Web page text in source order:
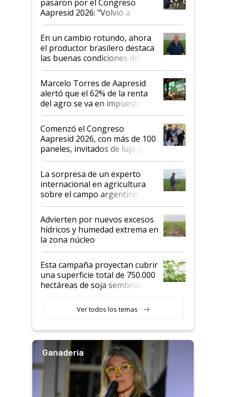
pasaron por el Congreso
Aapresid 2026: "Volvió a
demostrar que hablar del
suelo es hablar de todo el
sistema productivo"
En un cambio rotundo, ahora
el productor brasilero destaca
las buenas condiciones del
agro argentino para invertir:
"Los veo más motivados"
Marcelo Torres de Aapresid
alertó que el 62% de la renta
del agro se va en impuestos:
"No es bueno que en
Argentina se sigan discutiendo
las mismas cosas de hace 50
años"
Comenzó el Congreso
Aapresid 2026, con más de 100
paneles, invitados de lujo y
todas las tendencias
La sorpresa de un experto
internacional en agricultura
sobre el campo argentino:
"Estoy muy impresionado"
Advierten por nuevos excesos
hídricos y humedad extrema en
la zona núcleo
Esta campaña proyectan cubrir
una superficie total de 750.000
hectáreas de soja sembradas
variedades que marcan un
salto tecnológico en genética y
Ver todos los temas
Ganadería